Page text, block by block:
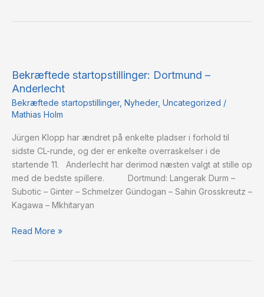
Bekræftede startopstillinger: Dortmund –
Anderlecht
Bekræftede startopstillinger, Nyheder, Uncategorized /
Mathias Holm
Jürgen Klopp har ændret på enkelte pladser i forhold til
sidste CL-runde, og der er enkelte overraskelser i de
startende 11. Anderlecht har derimod næsten valgt at stille op
med de bedste spillere. Dortmund: Langerak Durm –
Subotic – Ginter – Schmelzer Gündogan – Sahin Grosskreutz –
Kagawa – Mkhitaryan
Dortmund
–
Anderlecht
Read More »